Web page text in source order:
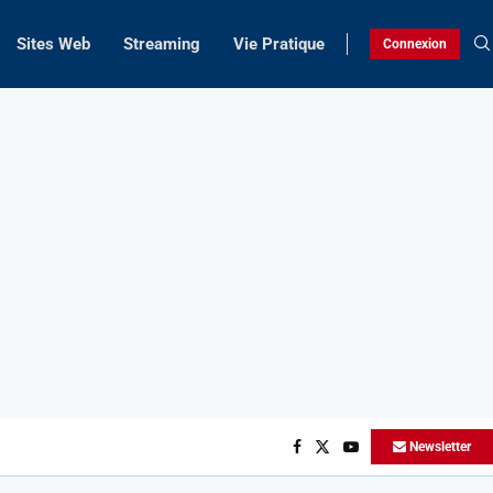
Sites Web Streaming Vie Pratique Connexion
Newsletter